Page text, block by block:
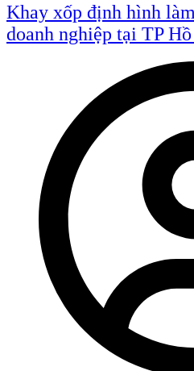
Khay xốp định hình
doanh nghiệp tại TP